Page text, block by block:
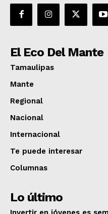
El Eco Del Mante
Tamaulipas
Mante
Regional
Nacional
Internacional
Te puede interesar
Columnas
Lo último